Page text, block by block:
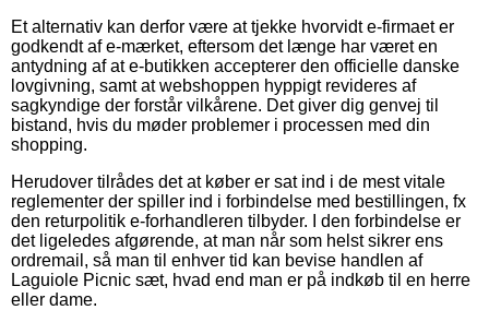
Et alternativ kan derfor være at tjekke hvorvidt e-firmaet er
godkendt af e-mærket, eftersom det længe har været en
antydning af at e-butikken accepterer den officielle danske
lovgivning, samt at webshoppen hyppigt revideres af
sagkyndige der forstår vilkårene. Det giver dig genvej til
bistand, hvis du møder problemer i processen med din
shopping.
Herudover tilrådes det at køber er sat ind i de mest vitale
reglementer der spiller ind i forbindelse med bestillingen, fx
den returpolitik e-forhandleren tilbyder. I den forbindelse er
det ligeledes afgørende, at man når som helst sikrer ens
ordremail, så man til enhver tid kan bevise handlen af
Laguiole Picnic sæt, hvad end man er på indkøb til en herre
eller dame.